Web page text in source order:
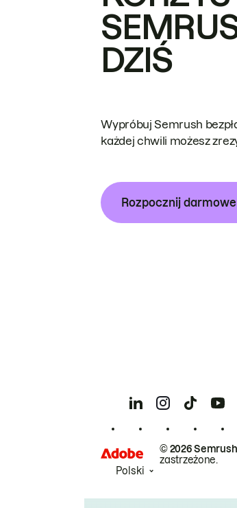
DZIŚ
Wypróbuj Semrush
każdej chwili możesz
Rozpocznij
© 2026
zastrzeżone.
Polski